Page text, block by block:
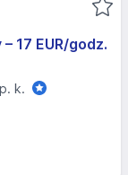
17 EUR/godz.
k.